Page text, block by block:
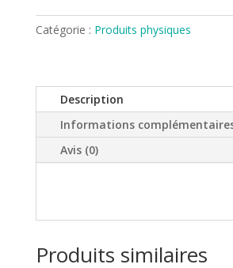
7
les
règles
la
Purification
Catégorie : Produits physiques
Description
Informations
Avis (0)
Produits similaires